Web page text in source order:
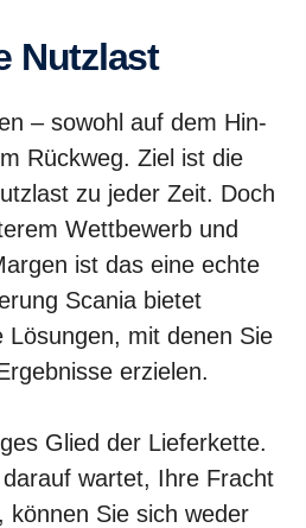
Nutzlast
– sowohl auf dem Hin-
Rückweg. Ziel ist die
zu jeder Zeit. Doch
Wettbewerb und
ist das eine echte
Scania bietet
Lösungen, mit denen Sie
erzielen.
Glied der Lieferkette.
wartet, Ihre Fracht
können Sie sich weder